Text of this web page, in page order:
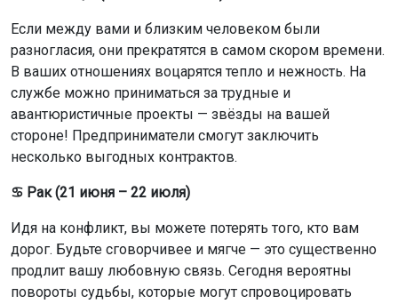
Если между вами и близким человеком были
разногласия, они прекратятся в самом скором времени.
В ваших отношениях воцарятся тепло и нежность. На
службе можно приниматься за трудные и
авантюристичные проекты — звёзды на вашей
стороне! Предприниматели смогут заключить
несколько выгодных контрактов.
♋ Рак (21 июня – 22 июля)
Идя на конфликт, вы можете потерять того, кто вам
дорог. Будьте сговорчивее и мягче — это существенно
продлит вашу любовную связь. Сегодня вероятны
повороты судьбы, которые могут спровоцировать